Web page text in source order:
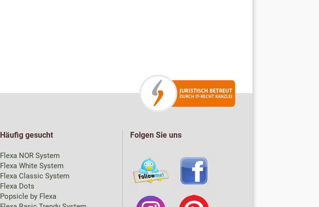
Häufig gesucht
Flexa NOR System
Flexa White System
Flexa Classic System
Flexa Dots
Popsicle by Flexa
Folgen Sie uns